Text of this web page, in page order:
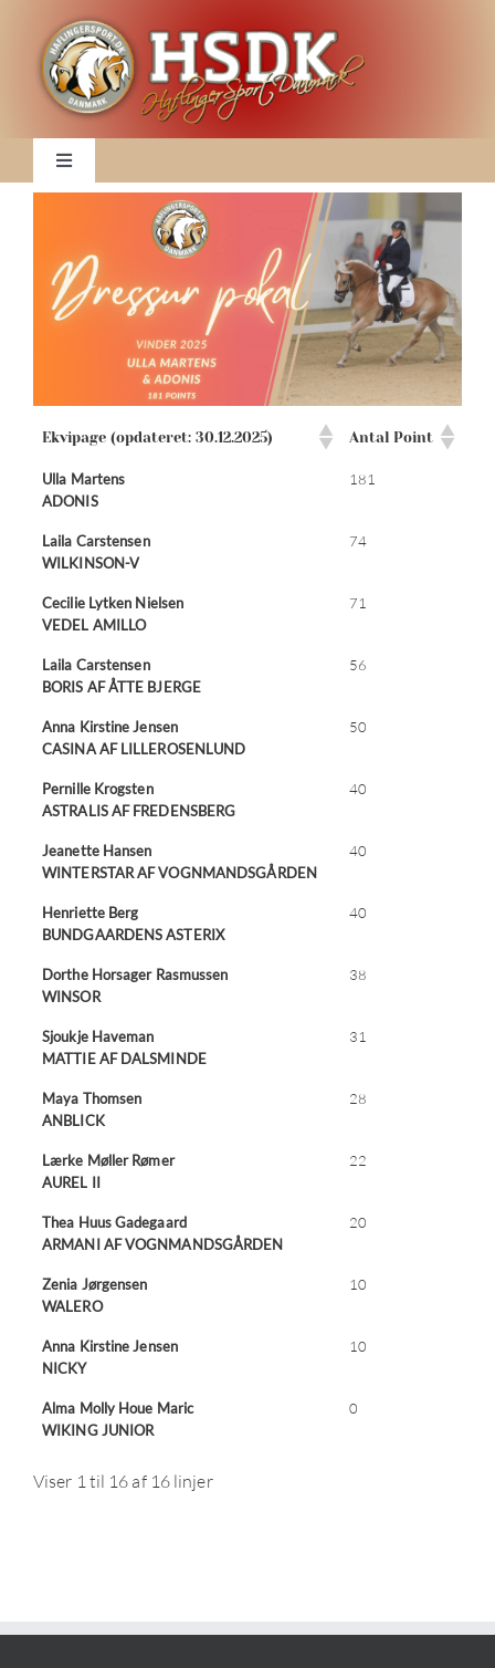
content
Toggle
Navigation
Klubben
2026 Kalender
Sport og stævner
Pokaler
Arkiv
Ekvipage (opdateret: 30.12.2025) Antal Point
Ulla Martens
ADONIS
181
Laila Carstensen
WILKINSON-V
74
Cecilie Lytken Nielsen
VEDEL AMILLO
71
Laila Carstensen
BORIS AF ÅTTE BJERGE
56
Anna Kirstine Jensen
CASINA AF LILLEROSENLUND
50
Pernille Krogsten
ASTRALIS AF FREDENSBERG
40
Jeanette Hansen
WINTERSTAR AF VOGNMANDSGÅRDEN
40
Henriette Berg
BUNDGAARDENS ASTERIX
40
Dorthe Horsager Rasmussen
WINSOR
38
Sjoukje Haveman
MATTIE AF DALSMINDE
31
Maya Thomsen
ANBLICK
28
Lærke Møller Rømer
AUREL II
22
Thea Huus Gadegaard
ARMANI AF VOGNMANDSGÅRDEN
20
Zenia Jørgensen
WALERO
10
Anna Kirstine Jensen
NICKY
10
Alma Molly Houe Maric
WIKING JUNIOR
0
Viser 1 til 16 af 16 linjer